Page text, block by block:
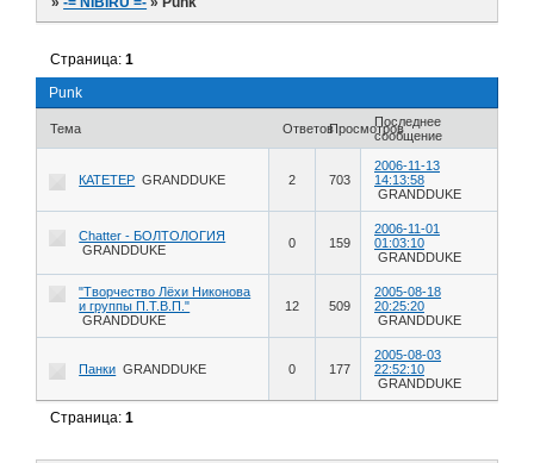
Punk
Страница:1
Тема ОтветовПросмотровПоследнее
сообщение
КАТЕТЕР GRANDDUKE 2 703
2006-11-13
14:13:58
GRANDDUKE
Chatter - БОЛТОЛОГИЯ
GRANDDUKE
0 159
2006-11-01
01:03:10
GRANDDUKE
"Творчество Лёхи Никонова
и группы П.Т.В.П."
GRANDDUKE
12 509
2005-08-18
20:25:20
GRANDDUKE
Панки GRANDDUKE 0 177
2005-08-03
22:52:10
GRANDDUKE
Страница:1